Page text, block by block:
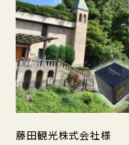
藤田観光株式会社様